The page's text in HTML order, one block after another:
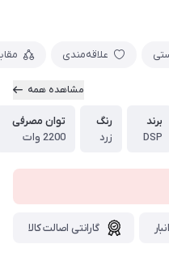
علاقه‌مندی
مشاهده همه
برند
DSP
رنگ
زرد
توان مصرفی
2200 وات
گارانتی اصالت کالا